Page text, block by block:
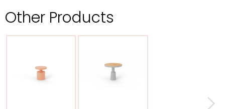
Other Products